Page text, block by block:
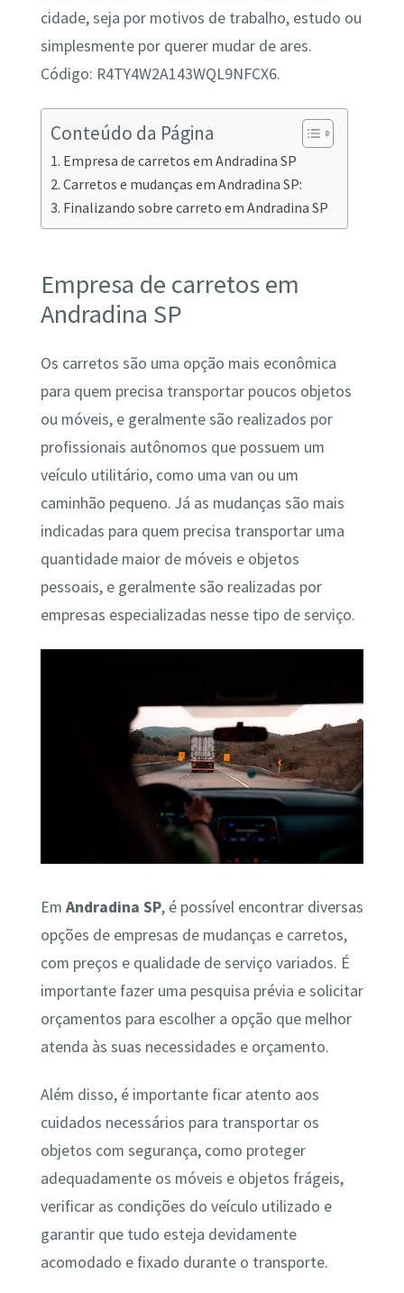
cidade, seja por motivos de trabalho, estudo ou
simplesmente por querer mudar de ares.
Código: R4TY4W2A143WQL9NFCX6.
Conteúdo da Página
Empresa de carretos em Andradina SP
Carretos e mudanças em Andradina SP:
Finalizando sobre carreto em Andradina SP
Empresa de carretos em
Andradina SP
Os carretos são uma opção mais econômica
para quem precisa transportar poucos objetos
ou móveis, e geralmente são realizados por
profissionais autônomos que possuem um
veículo utilitário, como uma van ou um
caminhão pequeno. Já as mudanças são mais
indicadas para quem precisa transportar uma
quantidade maior de móveis e objetos
pessoais, e geralmente são realizadas por
empresas especializadas nesse tipo de serviço.
Em Andradina SP, é possível encontrar diversas
opções de empresas de mudanças e carretos,
com preços e qualidade de serviço variados. É
importante fazer uma pesquisa prévia e solicitar
orçamentos para escolher a opção que melhor
atenda às suas necessidades e orçamento.
Além disso, é importante ficar atento aos
cuidados necessários para transportar os
objetos com segurança, como proteger
adequadamente os móveis e objetos frágeis,
verificar as condições do veículo utilizado e
garantir que tudo esteja devidamente
acomodado e fixado durante o transporte.